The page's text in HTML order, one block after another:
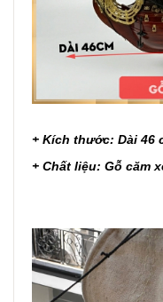
+ Kích thước: Dài 46
+ Chất liệu: Gỗ căm